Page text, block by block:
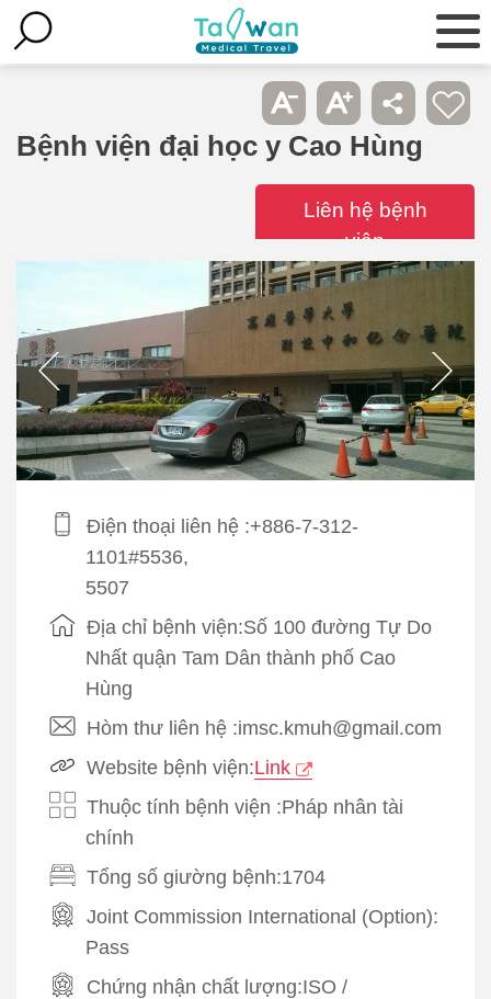
Bệnh viện đại học y Cao Hùng
Liên hệ bệnh
viện
Điện thoại liên hệ :+886-7-312-
1101#5536,
5507
Địa chỉ bệnh viện:Số 100 đường Tự Do
Nhất quận Tam Dân thành phố Cao
Hùng
Hòm thư liên hệ :imsc.kmuh@gmail.com
Website bệnh viện:Link
Thuộc tính bệnh viện :Pháp nhân tài
chính
Tổng số giường bệnh:1704
Joint Commission International (Option):
Pass
Chứng nhận chất lượng:ISO /